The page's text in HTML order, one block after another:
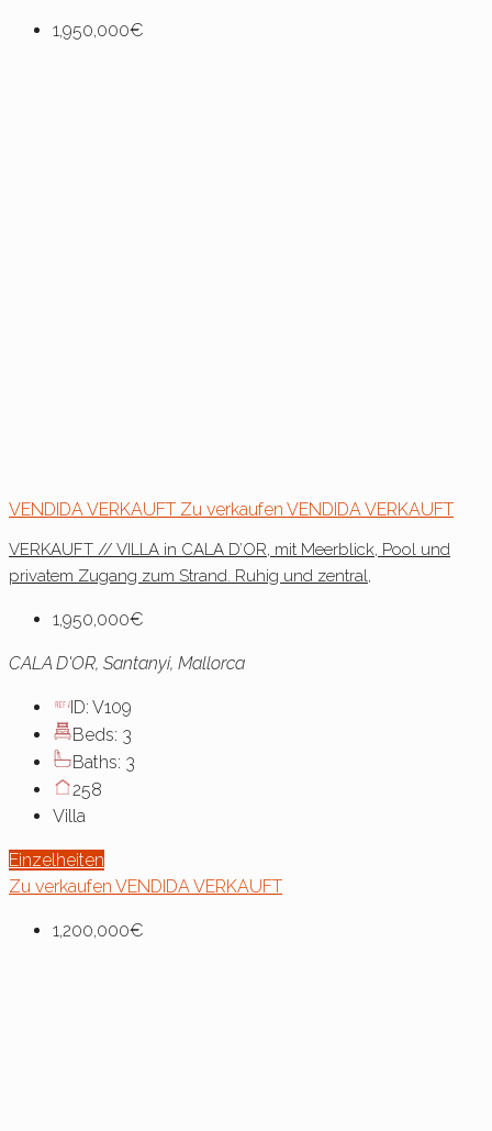
1,950,000€
VENDIDAVERKAUFT Zu verkaufen VENDIDAVERKAUFT
VERKAUFT // VILLA in CALA D’OR, mit Meerblick, Pool und
privatem Zugang zum Strand. Ruhig und zentral,
1,950,000€
CALA D'OR, Santanyi, Mallorca
ID: V109
Beds: 3
Baths: 3
258
Villa
Einzelheiten
Zu verkaufen VENDIDAVERKAUFT
1,200,000€